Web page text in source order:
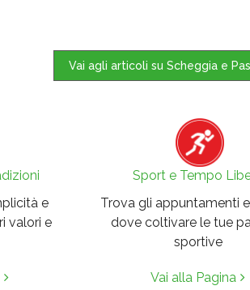
Vai agli articoli su Scheggia e
e
valori e
Sport e Tempo
Trova gli appuntamenti
dove coltivare le tue
sportive
Vai alla Pagina